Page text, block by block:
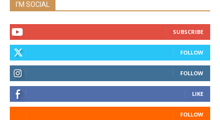
I'M SOCIAL
SUBSCRIBE
FOLLOW
FOLLOW
LIKE
FOLLOW